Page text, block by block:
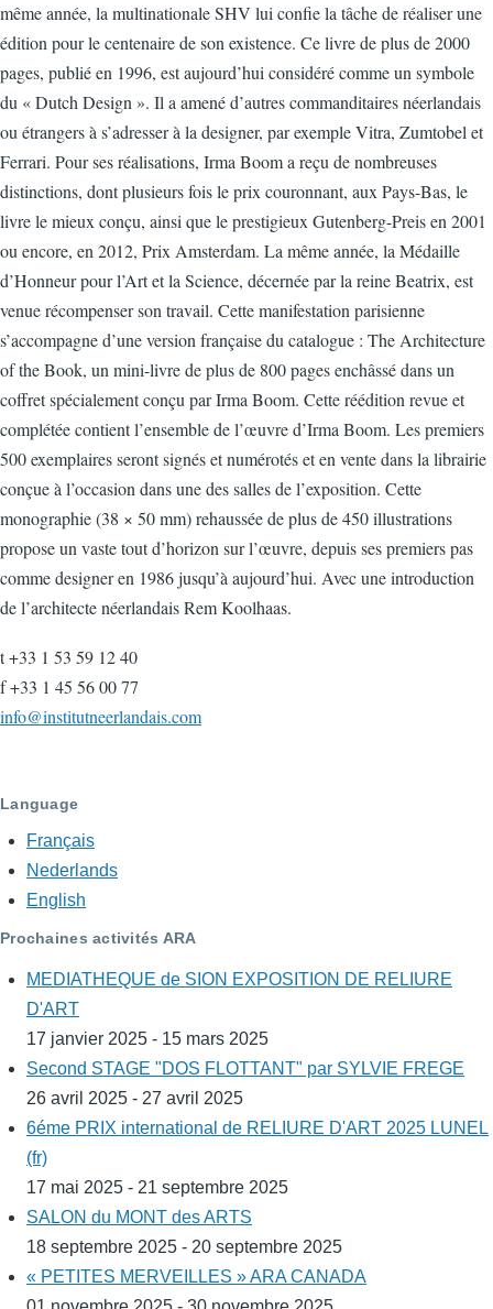
même année, la multinationale SHV lui confie la tâche de réaliser une
édition pour le centenaire de son existence. Ce livre de plus de 2000
pages, publié en 1996, est aujourd’hui considéré comme un symbole
du « Dutch Design ». Il a amené d’autres commanditaires néerlandais
ou étrangers à s’adresser à la designer, par exemple Vitra, Zumtobel et
Ferrari. Pour ses réalisations, Irma Boom a reçu de nombreuses
distinctions, dont plusieurs fois le prix couronnant, aux Pays-Bas, le
livre le mieux conçu, ainsi que le prestigieux Gutenberg-Preis en 2001
ou encore, en 2012, Prix Amsterdam. La même année, la Médaille
d’Honneur pour l’Art et la Science, décernée par la reine Beatrix, est
venue récompenser son travail. Cette manifestation parisienne
s’accompagne d’une version française du catalogue : The Architecture
of the Book, un mini-livre de plus de 800 pages enchâssé dans un
coffret spécialement conçu par Irma Boom. Cette réédition revue et
complétée contient l’ensemble de l’œuvre d’Irma Boom. Les premiers
500 exemplaires seront signés et numérotés et en vente dans la librairie
conçue à l’occasion dans une des salles de l’exposition. Cette
monographie (38 × 50 mm) rehaussée de plus de 450 illustrations
propose un vaste tout d’horizon sur l’œuvre, depuis ses premiers pas
comme designer en 1986 jusqu’à aujourd’hui. Avec une introduction
de l’architecte néerlandais Rem Koolhaas.
t +33 1 53 59 12 40
f +33 1 45 56 00 77
info@institutneerlandais.com
Language
Français
Nederlands
English
Prochaines activités ARA
MEDIATHEQUE de SION EXPOSITION DE RELIURE
D'ART
17 janvier 2025 - 15 mars 2025
Second STAGE "DOS FLOTTANT" par SYLVIE FREGE
26 avril 2025 - 27 avril 2025
6éme PRIX international de RELIURE D'ART 2025 LUNEL
(fr)
17 mai 2025 - 21 septembre 2025
SALON du MONT des ARTS
18 septembre 2025 - 20 septembre 2025
« PETITES MERVEILLES » ARA CANADA